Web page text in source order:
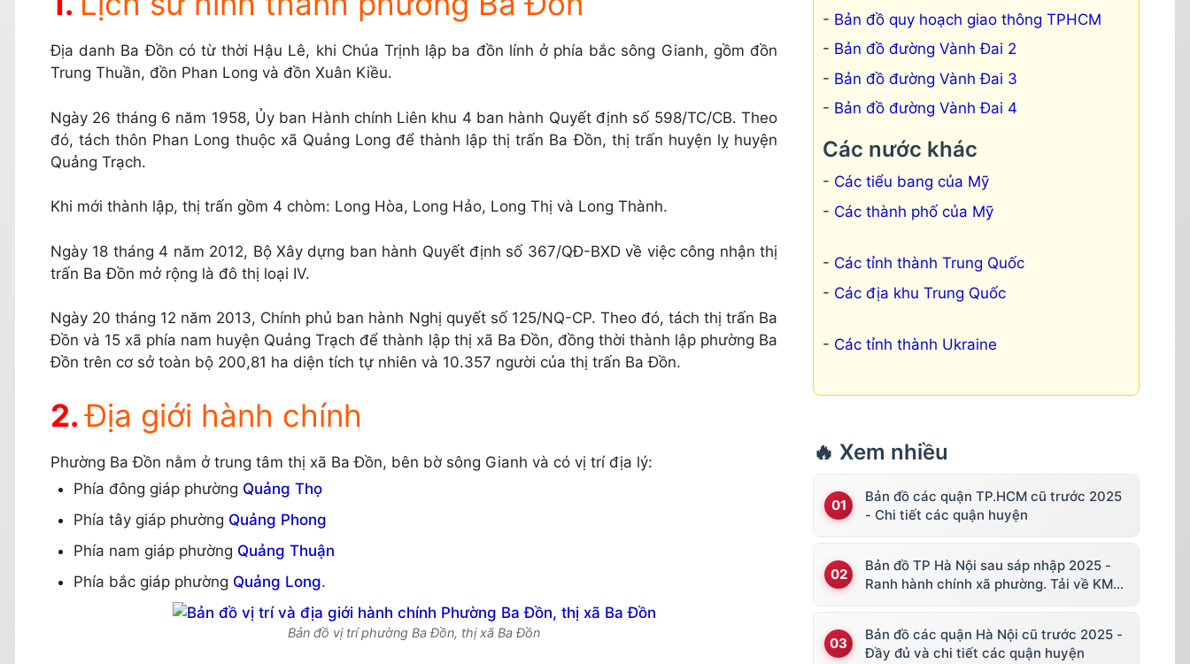
Địa danh Ba Đồn có từ thời Hậu Lê, khi Chúa Trịnh lập ba đồn lính ở phía bắc sông Gianh, gồm đồn
Trung Thuần, đồn Phan Long và đồn Xuân Kiều.
Ngày 26 tháng 6 năm 1958, Ủy ban Hành chính Liên khu 4 ban hành Quyết định số 598/TC/CB. Theo
đó, tách thôn Phan Long thuộc xã Quảng Long để thành lập thị trấn Ba Đồn, thị trấn huyện lỵ huyện
Quảng Trạch.
Khi mới thành lập, thị trấn gồm 4 chòm: Long Hòa, Long Hảo, Long Thị và Long Thành.
Ngày 18 tháng 4 năm 2012, Bộ Xây dựng ban hành Quyết định số 367/QĐ-BXD về việc công nhận thị
trấn Ba Đồn mở rộng là đô thị loại IV.
Ngày 20 tháng 12 năm 2013, Chính phủ ban hành Nghị quyết số 125/NQ-CP. Theo đó, tách thị trấn Ba
Đồn và 15 xã phía nam huyện Quảng Trạch để thành lập thị xã Ba Đồn, đồng thời thành lập phường Ba
Đồn trên cơ sở toàn bộ 200,81 ha diện tích tự nhiên và 10.357 người của thị trấn Ba Đồn.
Địa giới hành chính
Phường Ba Đồn nằm ở trung tâm thị xã Ba Đồn, bên bờ sông Gianh và có vị trí địa lý:
Phía đông giáp phường Quảng Thọ
Phía tây giáp phường Quảng Phong
Phía nam giáp phường Quảng Thuận
Phía bắc giáp phường Quảng Long.
Bản đồ vị trí phường Ba Đồn, thị xã Ba Đồn
Bản đồ quy hoạch giao thông TPHCM
Bản đồ đường Vành Đai 2
Bản đồ đường Vành Đai 3
Bản đồ đường Vành Đai 4
Các nước khác
Các tiểu bang của Mỹ
Các thành phố của Mỹ
Các tỉnh thành Trung Quốc
Các địa khu Trung Quốc
Các tỉnh thành Ukraine
🔥 Xem nhiều
Bản đồ các quận TP.HCM cũ trước 2025
- Chi tiết các quận huyện
Bản đồ TP Hà Nội sau sáp nhập 2025 -
Ranh hành chính xã phường. Tải về KML,
Bản đồ các quận Hà Nội cũ trước 2025 -
Đầy đủ và chi tiết các quận huyện